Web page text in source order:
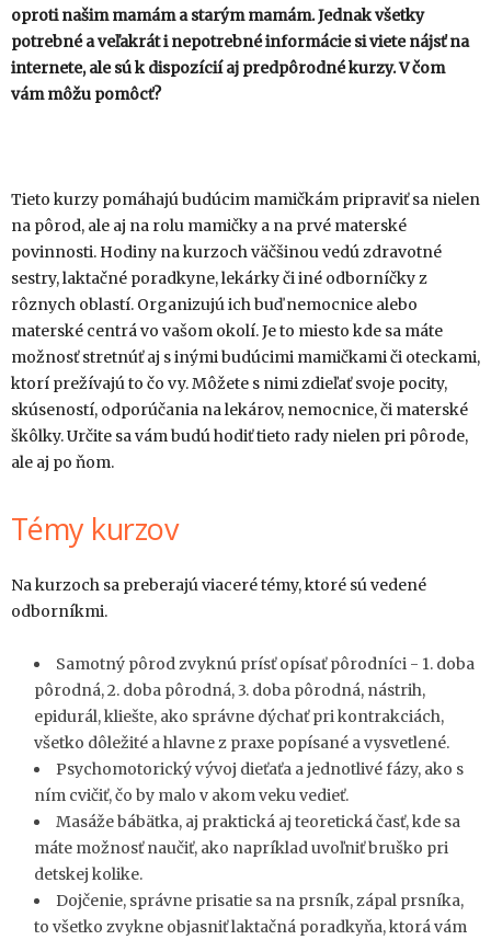
oproti našim mamám a starým mamám. Jednak všetky
potrebné a veľakrát i nepotrebné informácie si viete nájsť na
internete, ale sú k dispozícií aj predpôrodné kurzy. V čom
vám môžu pomôcť?
Tieto kurzy pomáhajú budúcim mamičkám pripraviť sa nielen
na pôrod, ale aj na rolu mamičky a na prvé materské
povinnosti. Hodiny na kurzoch väčšinou vedú zdravotné
sestry, laktačné poradkyne, lekárky či iné odborníčky z
rôznych oblastí. Organizujú ich buď nemocnice alebo
materské centrá vo vašom okolí. Je to miesto kde sa máte
možnosť stretnúť aj s inými budúcimi mamičkami či oteckami,
ktorí prežívajú to čo vy. Môžete s nimi zdieľať svoje pocity,
skúseností, odporúčania na lekárov, nemocnice, či materské
škôlky. Určite sa vám budú hodiť tieto rady nielen pri pôrode,
ale aj po ňom.
Témy kurzov
Na kurzoch sa preberajú viaceré témy, ktoré sú vedené
odborníkmi.
Samotný pôrod zvyknú prísť opísať pôrodníci - 1. doba
pôrodná, 2. doba pôrodná, 3. doba pôrodná, nástrih,
epidurál, kliešte, ako správne dýchať pri kontrakciách,
všetko dôležité a hlavne z praxe popísané a vysvetlené.
Psychomotorický vývoj dieťaťa a jednotlivé fázy, ako s
ním cvičiť, čo by malo v akom veku vedieť.
Masáže bábätka, aj praktická aj teoretická časť, kde sa
máte možnosť naučiť, ako napríklad uvoľniť bruško pri
detskej kolike.
Dojčenie, správne prisatie sa na prsník, zápal prsníka,
to všetko zvykne objasniť laktačná poradkyňa, ktorá vám